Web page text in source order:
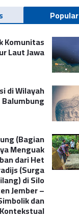
Popular
Komunitas
Laut Jawa
di Wilayah
Balumbung
(Bagian
Menguak
dari Het
(Surga
di Silo
Jember –
dan
Kontekstual